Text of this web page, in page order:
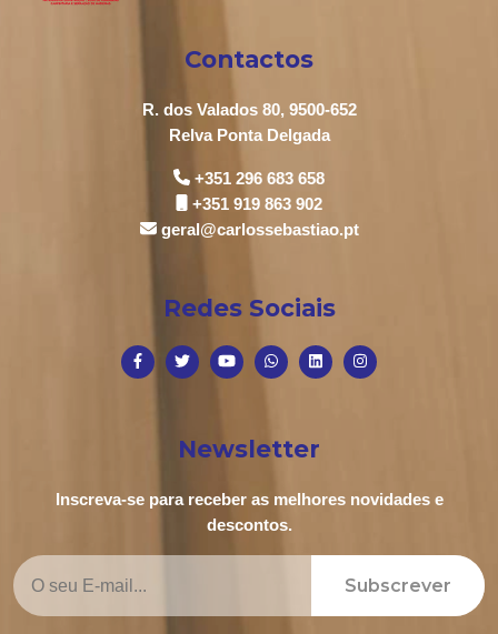
Contactos
R. dos Valados 80, 9500-652
Relva Ponta Delgada
+351 296 683 658
+351 919 863 902
geral@carlossebastiao.pt
Redes Sociais
Newsletter
Inscreva-se para receber as melhores novidades e
descontos.
Subscrever